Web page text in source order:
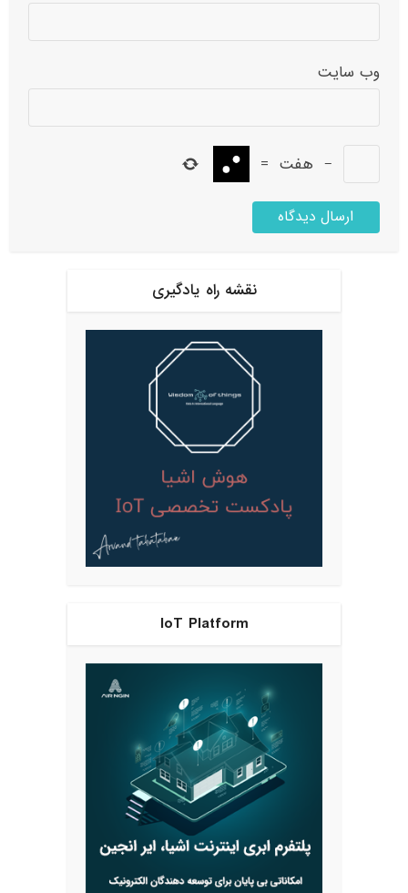
وب‌ سایت
− هفت =
نقشه راه یادگیری
IoT Platform